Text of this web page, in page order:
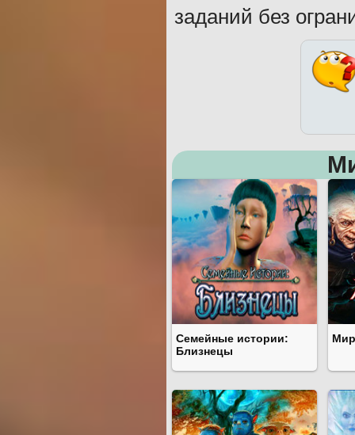
заданий без
Семейные истории:
Близнецы